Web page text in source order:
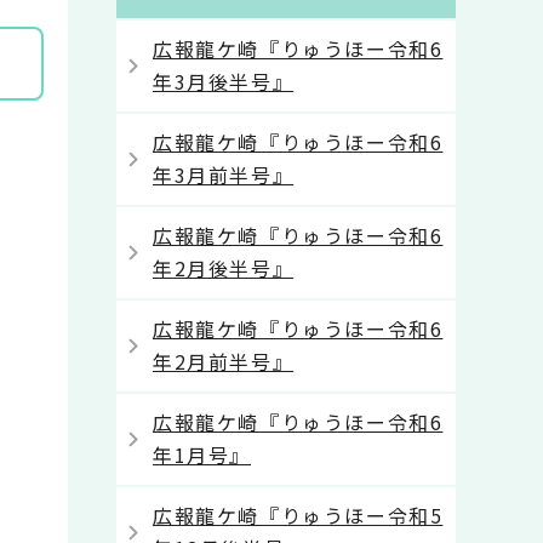
広報龍ケ崎『りゅうほー令和6
年3月後半号』
広報龍ケ崎『りゅうほー令和6
年3月前半号』
広報龍ケ崎『りゅうほー令和6
年2月後半号』
広報龍ケ崎『りゅうほー令和6
年2月前半号』
広報龍ケ崎『りゅうほー令和6
年1月号』
広報龍ケ崎『りゅうほー令和5